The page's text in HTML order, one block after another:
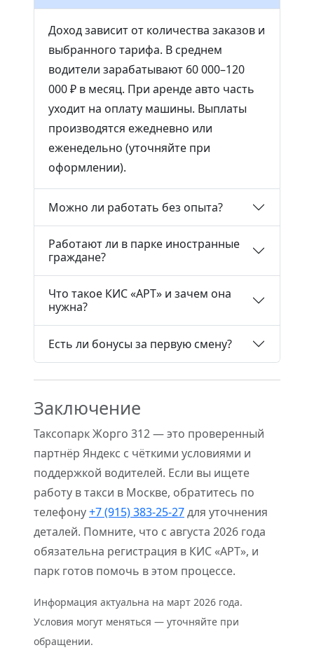
Доход зависит от количества заказов и
выбранного тарифа. В среднем
водители зарабатывают 60 000–120
000 ₽ в месяц. При аренде авто часть
уходит на оплату машины. Выплаты
производятся ежедневно или
еженедельно (уточняйте при
оформлении).
Можно ли работать без опыта?
Работают ли в парке иностранные
граждане?
Что такое КИС «АРТ» и зачем она
нужна?
Есть ли бонусы за первую смену?
Заключение
Таксопарк Жорго 312 — это проверенный
партнёр Яндекс с чёткими условиями и
поддержкой водителей. Если вы ищете
работу в такси в Москве, обратитесь по
телефону+7 (915) 383-25-27для уточнения
деталей. Помните, что с августа 2026 года
обязательна регистрация в КИС «АРТ», и
парк готов помочь в этом процессе.
Информация актуальна на март 2026 года.
Условия могут меняться — уточняйте при
обращении.